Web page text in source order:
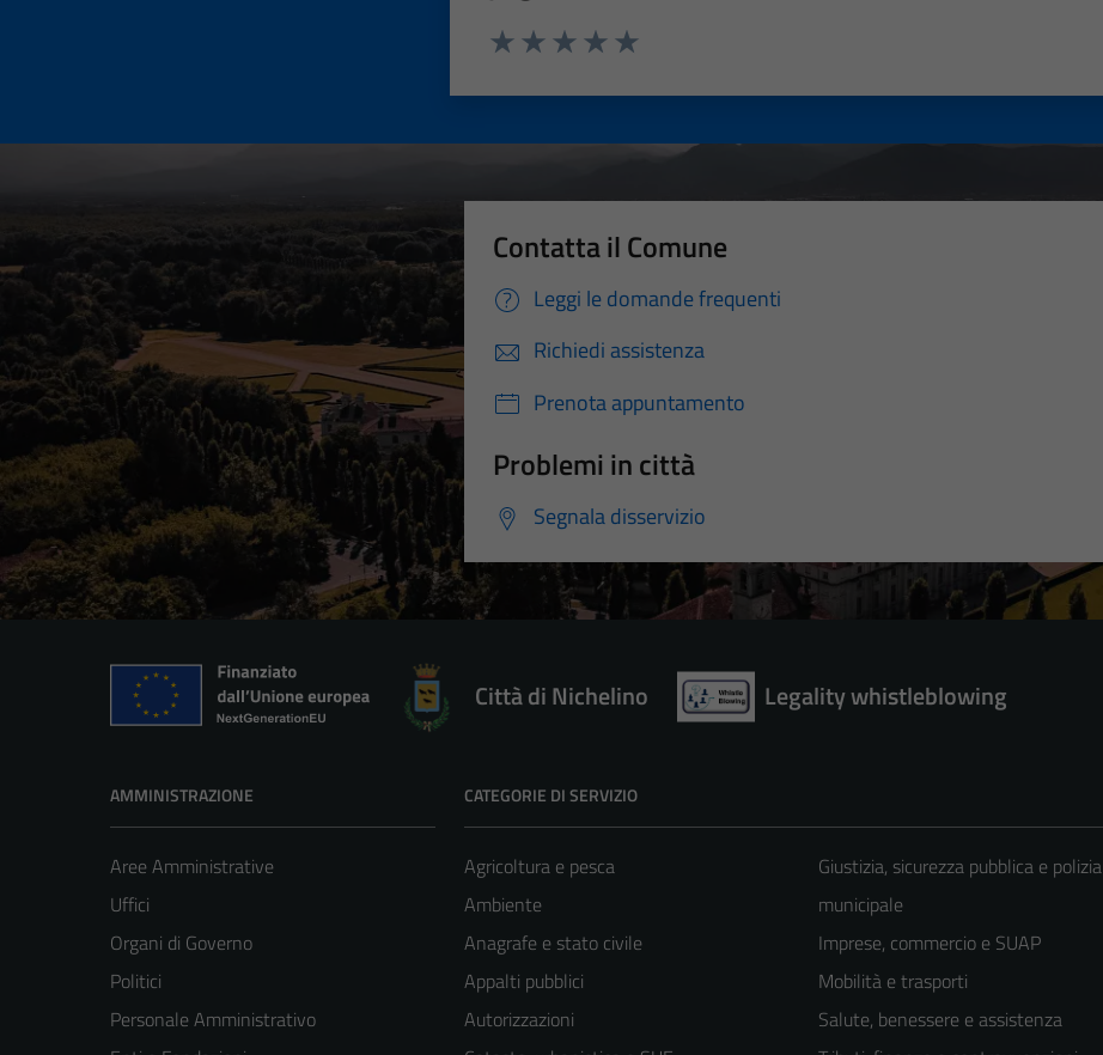
Contatta il Comune
Leggi le domande frequenti
Richiedi assistenza
Prenota appuntamento
Problemi in città
Segnala disservizio
Città di Nichelino Legality whistleblowing
AMMINISTRAZIONE
Aree Amministrative
Uffici
Organi di Governo
Politici
Personale Amministrativo
CATEGORIE DI SERVIZIO
Agricoltura e pesca
Ambiente
Anagrafe e stato civile
Appalti pubblici
Autorizzazioni
Giustizia, sicurezza pubblica e polizia
municipale
Imprese, commercio e SUAP
Mobilità e trasporti
Salute, benessere e assistenza